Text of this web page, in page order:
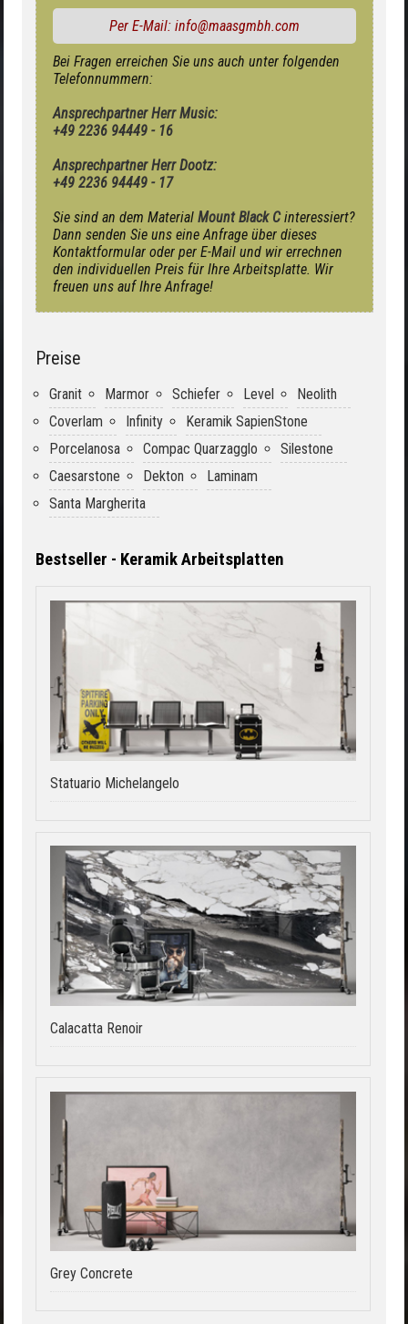
Per E-Mail: info@maasgmbh.com
Bei Fragen erreichen Sie uns auch unter folgenden
Telefonnummern:
Ansprechpartner Herr Music:
+49 2236 94449 - 16
Ansprechpartner Herr Dootz:
+49 2236 94449 - 17
Sie sind an dem Material Mount Black Cinteressiert?
Dann senden Sie uns eine Anfrage über dieses
Kontaktformular oder per E-Mail und wir errechnen
den individuellen Preis für Ihre Arbeitsplatte. Wir
freuen uns auf Ihre Anfrage!
Preise
Granit Marmor Schiefer Level
Neolith
Coverlam
Infinity
Keramik SapienStone
Porcelanosa
Compac Quarzagglo
Silestone
Caesarstone
Dekton
Laminam
Santa Margherita
Bestseller - Keramik Arbeitsplatten
Statuario Michelangelo
Calacatta Renoir
Grey Concrete